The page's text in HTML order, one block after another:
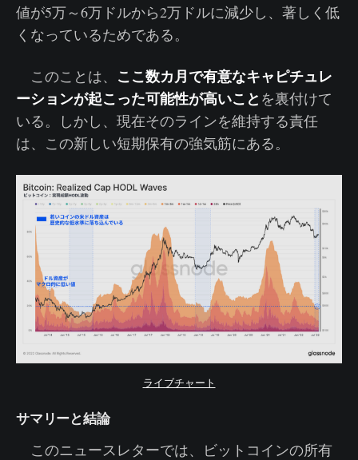
値が5万～6万ドルから2万ドルに減少し、著しく低
くなっているためである。
このことは、 ここ数カ月で有意なキャピチュレ
ーションが起こった可能性が高いこと を裏付けて
いる。しかし、現在そのラインを維持する責任
は、この新しい短期保有の強気筋にある。
ライブチャート
サマリーと結論
このニュースレターでは、ビットコインの所有